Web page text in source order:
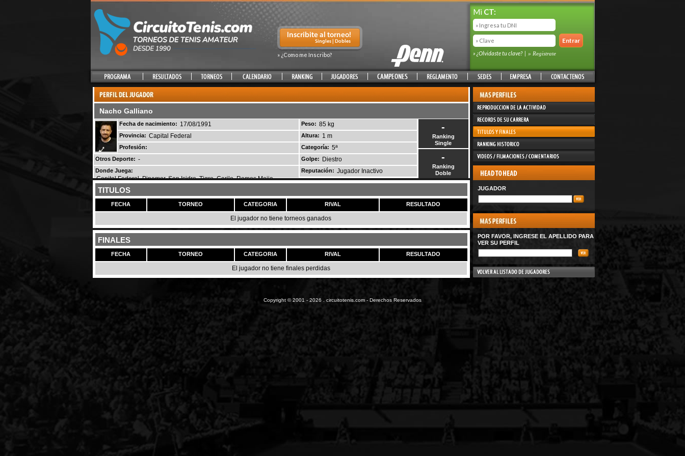
» ¿Como me Inscribo?
Mi CT:
» ¿Olvidaste tu clave? | » Registrate
Nacho Galliano
Fecha de nacimiento: 17/08/1991 Peso: 85 kg
Provincia: Capital Federal Altura: 1 m
Profesión: Categoría: 5ª
Otros Deporte: - Golpe: Diestro
Donde Juega:
Capital Federal, Pinamar, San Isidro, Tigre, Carilo, Ramos Mejia
Reputación: Jugador Inactivo
-
Ranking
Single
-
Ranking
Doble
TITULOS
FECHA TORNEO CATEGORIA RIVAL RESULTADO
El jugador no tiene torneos ganados
FINALES
FECHA TORNEO CATEGORIA RIVAL RESULTADO
El jugador no tiene finales perdidas
JUGADOR
POR FAVOR, INGRESE EL APELLIDO PARA
VER SU PERFIL
Copyright © 2001 - 2026 . circuitotenis.com - Derechos Reservados